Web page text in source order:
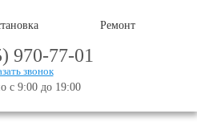
Ремонт
970-77-01
звонок
с 9:00 до 19:00